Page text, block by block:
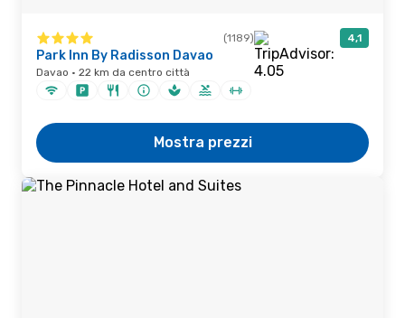
(1189) 4,1
Park Inn By Radisson Davao
Davao · 22 km da centro città
Mostra prezzi